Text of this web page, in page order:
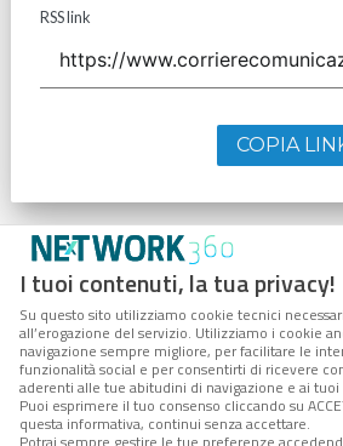
I tuoi contenuti, la tua privacy!
Su questo sito utilizziamo cookie tecnici
all’erogazione del servizio. Utilizziamo i cookie
navigazione sempre migliore, per facilitare le
funzionalità social e per consentirti di ricevere
aderenti alle tue abitudini di navigazione e ai tuoi
Puoi esprimere il tuo consenso cliccando su
questa informativa, continui senza accettare.
RSS link
COPIA